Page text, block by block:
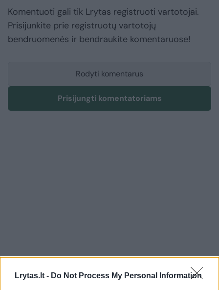
Lrytas.lt - Do Not Process My Personal Information
Komentuoti gali tik Lrytas registruoti vartotojai.
Prisijunkite prie registruotų vartotojų
bendruomenės ir bendraukite komentaruose!
Rodyti komentarus
Prisijungti komentatoriams
Maistas Pasigamink